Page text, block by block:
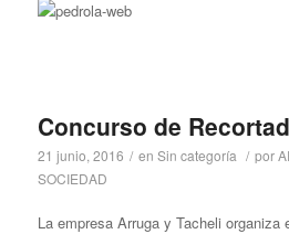
Concurso de
21 junio, 2016 / en Sin categoría / por
SOCIEDAD
La empresa Arruga y Tacheli organiza